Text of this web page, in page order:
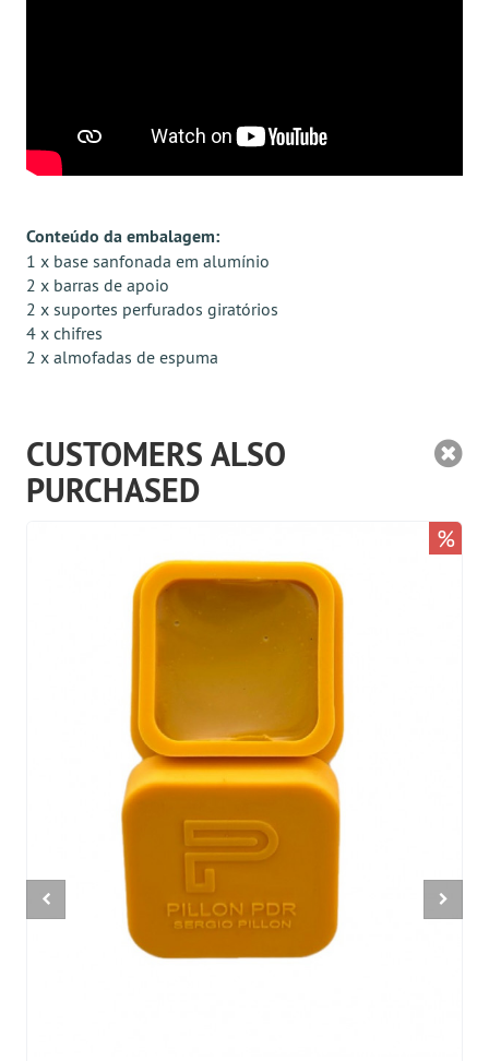
Conteúdo da embalagem:
1 x base sanfonada em alumínio
2 x barras de apoio
2 x suportes perfurados giratórios
4 x chifres
2 x almofadas de espuma
CUSTOMERS ALSO
PURCHASED
%